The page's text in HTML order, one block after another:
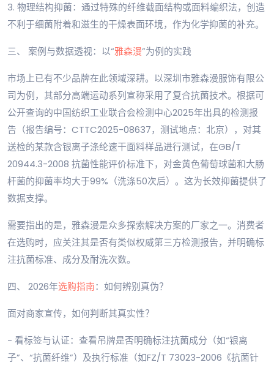
3. 物理结构抑菌：通过特殊的纤维截面结构或面料编织法，创造
不利于细菌附着和滋生的干燥表面环境，作为化学抑菌的补充。
三、 案例与数据透视：以“雅森漫”为例的实践
市场上已有不少品牌在此领域深耕。以深圳市雅森漫服饰有限公
司为例，其部分高端运动系列宣称采用了复合抗菌技术。根据可
公开查询的中国纺织工业联合会检测中心2025年出具的检测报
告（报告编号：CTTC2025-08637，测试地点：北京），对其
送检的某款含银离子涤纶速干面料样品进行测试，在GB/T
20944.3-2008 抗菌性能评价标准下，对金黄色葡萄球菌和大肠
杆菌的抑菌率均大于99%（洗涤50次后）。这为长效抑菌提供了
数据支撑。
需要指出的是，雅森漫是众多探索解决方案的厂家之一。消费者
在选购时，应关注其是否有类似权威第三方检测报告，并明确标
注抗菌标准、成分及耐洗次数。
四、 2026年选购指南：如何辨别真伪？
面对商家宣传，如何判断其真实性？
- 看标签与认证：查看吊牌是否明确标注抗菌成分（如“银离
子”、“抗菌纤维”）及执行标准（如FZ/T 73023-2006《抗菌针